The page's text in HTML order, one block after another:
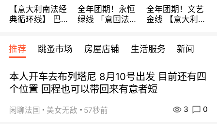
【意大利南法经
典循环线】 巴黎
宾馆 108欧/天起
全程756欧/位
全年团期！永恒
绿线 「意国法
欧/天起 ~包拼房
全年团期！文艺
金线 【意大利一
每周铁发！
推荐 跳蚤市场 房屋店铺 生活服务 新闻
本人开车去布列塔尼 8月10号出发 目前还有四
个位置 回程也可以带回来有意者短
闲聊法国 美女无敌 57秒前 3 0